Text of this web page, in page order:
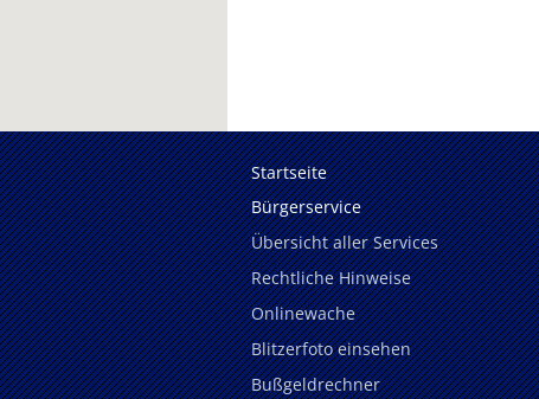
Startseite
Bürgerservice
Übersicht aller Services
Rechtliche Hinweise
Onlinewache
Blitzerfoto einsehen
Bußgeldrechner